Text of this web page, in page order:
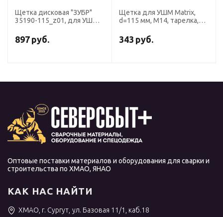
Щетка дисковая "ЗУБР"
35190-115_z01, для УШМ,
пучки, 22.2х115 мм
897 руб.
Щетка для УШМ Matrix,
d=115 мм, М14, тарелка,
343 руб.
Оптовые поставки материалов и оборудования для сварки и
строительства по ХМАО, ЯНАО
КАК НАС НАЙТИ
ХМАО, г. Сургут, ул. Базовая 11/1, каб.18